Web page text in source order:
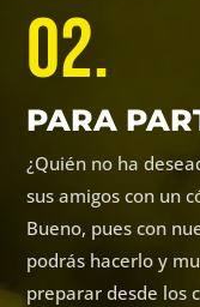
02.
PARA
¿Quién no ha
sus amigos con un
Bueno, pues con
podrás hacerlo y
preparar desde los